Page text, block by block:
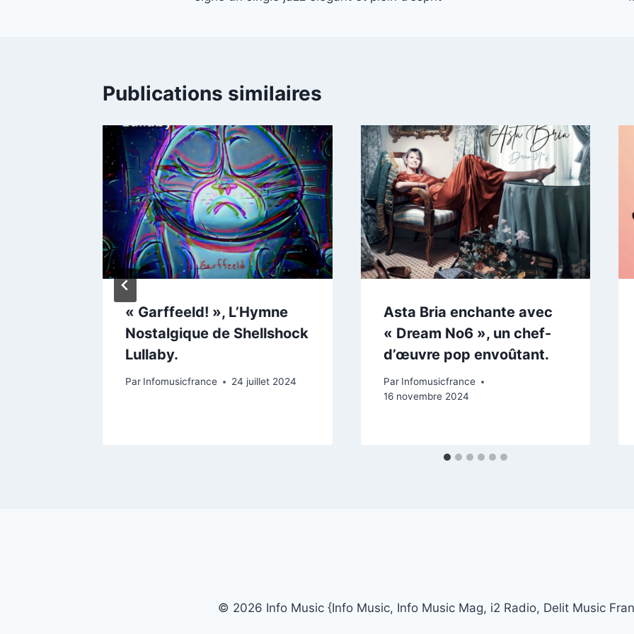
Publications similaires
« Garffeeld! », L’Hymne
Nostalgique de Shellshock
Lullaby.
Par Infomusicfrance 24 juillet 2024
Asta Bria enchante avec
« Dream No6 », un chef-
d’œuvre pop envoûtant.
Par Infomusicfrance
16 novembre 2024
© 2026 Info Music {Info Music, Info Music Mag, i2 Radio, Delit Music